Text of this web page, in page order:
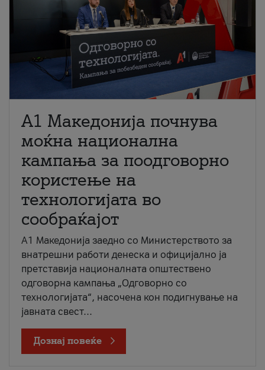
A1 Македонија почнува
моќна национална
кампања за поодговорно
користење на
технологијата во
сообраќајот
A1 Македонија заедно со Министерството за
внатрешни работи денеска и официјално ја
претставија националната општествено
одговорна кампања „Одговорно со
технологијата“, насочена кон подигнување на
јавната свест...
Дознај повеќе